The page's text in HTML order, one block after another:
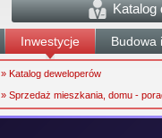
Katalog
Inwestycje Budowa
» Katalog deweloperów
» Sprzedaż mieszkania, domu -